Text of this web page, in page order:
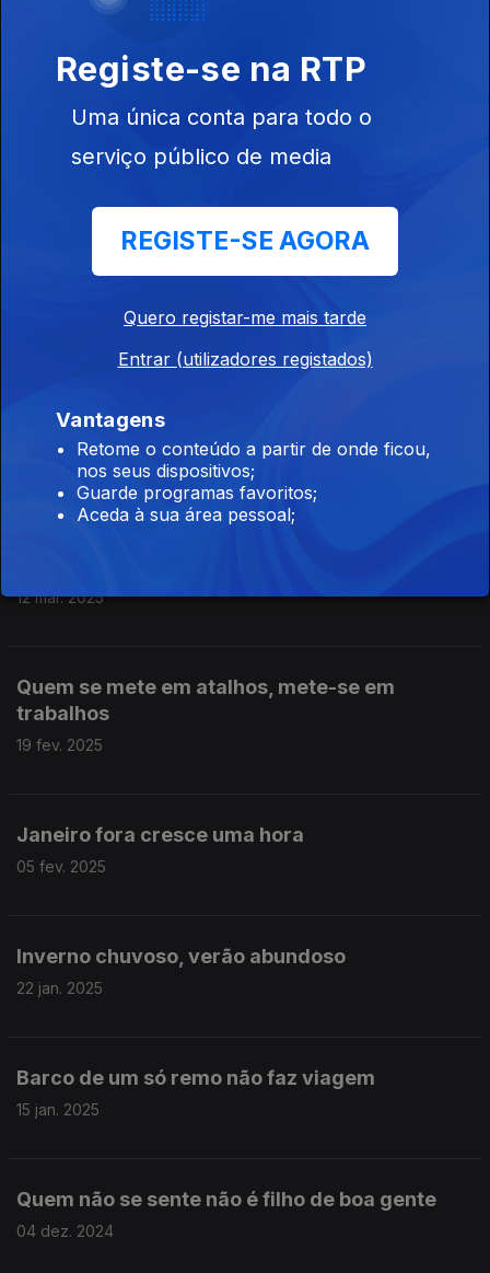
Nem tudo o que reluz é ouro
14 mai. 2025
Ninguém é profeta na sua terra
Diz-me com quem andas dir-te-ei quem és
19 mar. 2025
12 mar. 2025
Quem se mete em atalhos, mete-se em
trabalhos
19 fev. 2025
Janeiro fora cresce uma hora
05 fev. 2025
Inverno chuvoso, verão abundoso
22 jan. 2025
Barco de um só remo não faz viagem
15 jan. 2025
Quem não se sente não é filho de boa gente
04 dez. 2024
Registe-se na RTP
Uma única conta para todo o
serviço público de media
REGISTE-SE AGORA
Quero registar-me mais tarde
Entrar (utilizadores registados)
Vantagens
Retome o conteúdo a partir de onde ficou,
nos seus dispositivos;
Guarde programas favoritos;
Aceda à sua área pessoal;